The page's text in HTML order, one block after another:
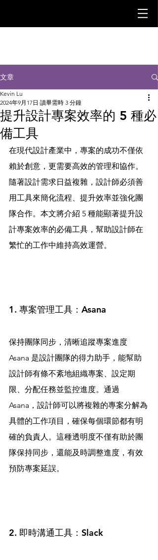
文章
提升設計專案效率的 5 種必
備工具
Kevin Lu
2024年9月17日 讀畢需時 3 分鐘
在現代設計產業中，專案的成功不僅依
賴於創意，更需要高效的管理和協作。
隨著設計需求日益複雜，設計師必須善
用工具來簡化流程、提升效率並強化團
隊合作。本文將介紹 5 種能顯著提升設
計專案效率的必備工具，幫助設計師在
繁忙的工作中維持高效運營。
1. 專案管理工具：Asana
保持團隊同步，清晰追蹤專案進度
Asana 是設計團隊的得力助手，能幫助
設計師有條不紊地組織專案、設定期
限、分配任務並監控進度。通過
Asana，設計師可以將複雜的專案分解為
具體的工作項目，確保每個環節都有明
確的負責人。這種透明度不僅有助於團
隊保持同步，還能及時調整進度，有效
預防專案延誤。
2. 即時溝通工具：Slack